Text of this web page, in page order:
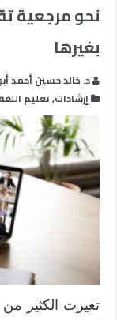
نحو مرجعية
بغيرها
د. خالد حسين أحمد
إرشادات,تعليم
تغيرت الكثير